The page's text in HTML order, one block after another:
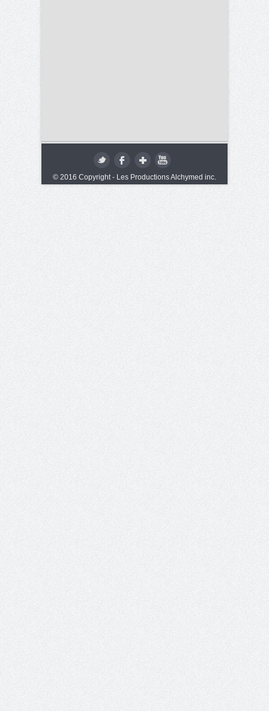
© 2016 Copyright - Les Productions Alchymed inc.